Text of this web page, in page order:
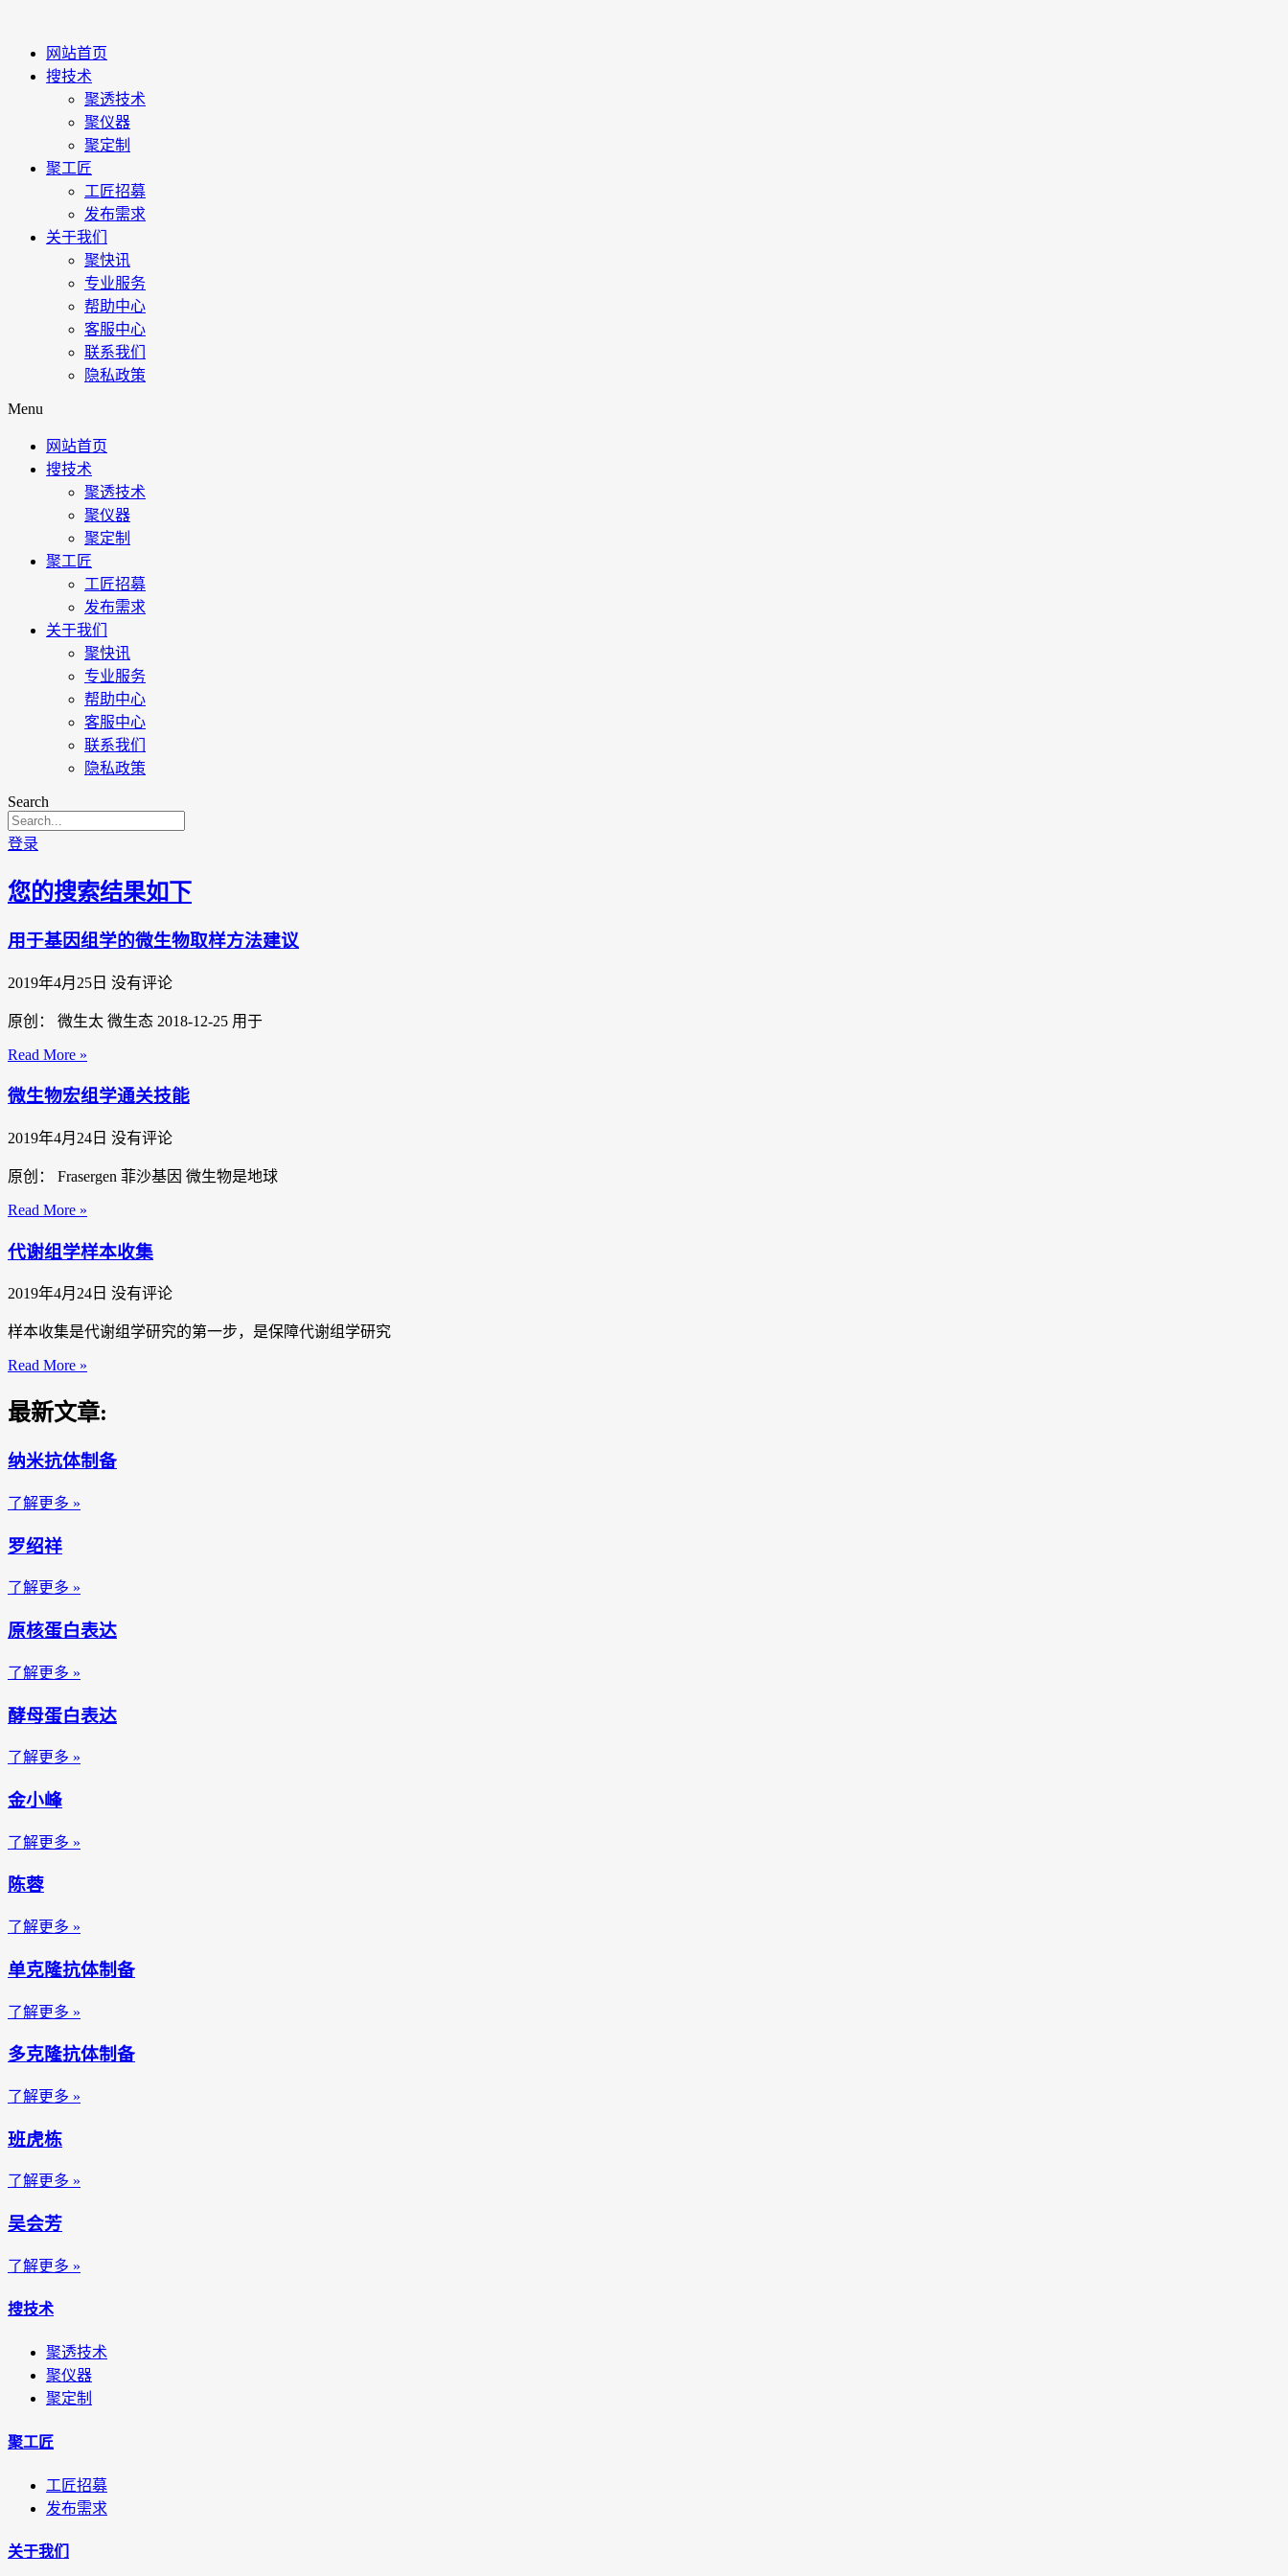
网站首页
搜技术
聚透技术
聚仪器
聚定制
聚工匠
工匠招募
发布需求
关于我们
聚快讯
专业服务
帮助中心
客服中心
联系我们
隐私政策
Menu
网站首页
搜技术
聚透技术
聚仪器
聚定制
聚工匠
工匠招募
发布需求
关于我们
聚快讯
专业服务
帮助中心
客服中心
联系我们
隐私政策
Search
登录
您的搜索结果如下
用于基因组学的微生物取样方法建议
2019年4月25日 没有评论
原创： 微生太 微生态 2018-12-25 用于
Read More »
微生物宏组学通关技能
2019年4月24日 没有评论
原创： Frasergen 菲沙基因 微生物是地球
Read More »
代谢组学样本收集
2019年4月24日 没有评论
样本收集是代谢组学研究的第一步，是保障代谢组学研究
Read More »
最新文章:
纳米抗体制备
了解更多 »
罗绍祥
了解更多 »
原核蛋白表达
了解更多 »
酵母蛋白表达
了解更多 »
金小峰
了解更多 »
陈蓉
了解更多 »
单克隆抗体制备
了解更多 »
多克隆抗体制备
了解更多 »
班虎栋
了解更多 »
吴会芳
了解更多 »
搜技术
聚透技术
聚仪器
聚定制
聚工匠
工匠招募
发布需求
关于我们